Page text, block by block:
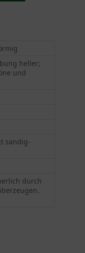
heller;
und
sandig-
durch